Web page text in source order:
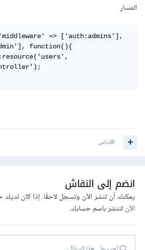
المسار
=> ['auth:admins'],
function(){
اقتباس
انضم إلى النقاش
يمكنك أن تنشر الآن وتسجل لاحقًا. إذا كان
الآنلتنشر باسم حسابك.